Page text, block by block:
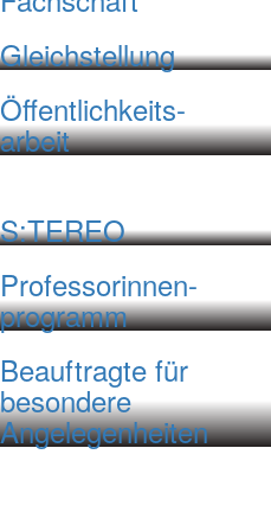
Gleichstellung
Öffentlichkeits-
arbeit
S:TEREO
Professorinnen-
programm
Beauftragte für
besondere
Angelegenheiten